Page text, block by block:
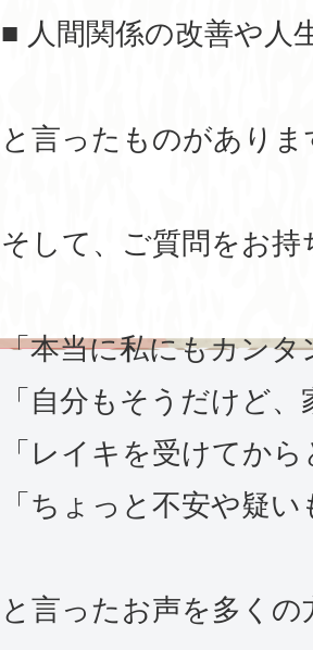
■ 人間関係の改善や人
と言ったものがありま
そして、ご質問をお
「本当に私にもカン
「自分もそうだけど
「レイキを受けてか
「ちょっと不安や疑
と言ったお声を多くの